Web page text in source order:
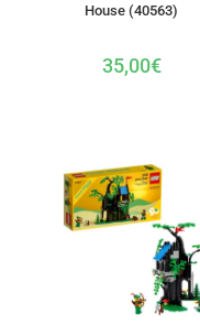
House (40563)
35,00€